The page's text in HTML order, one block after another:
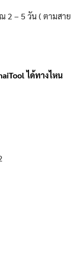
2 – 5 วัน ( ตามสาย
ได้ทางไหน